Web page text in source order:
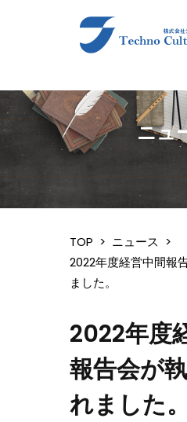
ニュ
TOP > ニュース >
2022年度経営中間報
ました。
2022年度
報告会が
れました。